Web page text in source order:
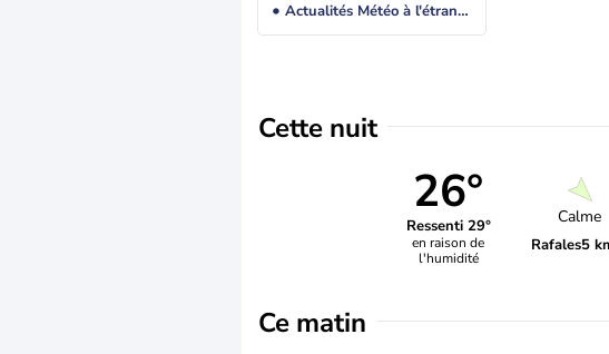
Actualités Météo à l'étranger
Cette nuit
26°
Ressenti 29°
en raison de
l'humidité
Calme
Rafales5
Ce matin